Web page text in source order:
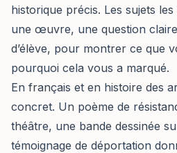
historique précis. Les sujets
une œuvre, une question
d’élève, pour montrer ce que
pourquoi cela vous a marqué.
En français et en histoire des
concret. Un poème de
théâtre, une bande dessinée
témoignage de déportation